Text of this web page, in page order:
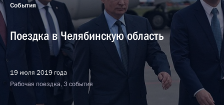
События
Поездка в Челябинскую область
19 июля 2019 года
Рабочая поездка, 3 события